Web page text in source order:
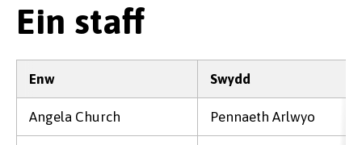
Ein staff
Enw Swydd
Angela Church Pennaeth Arlwyo